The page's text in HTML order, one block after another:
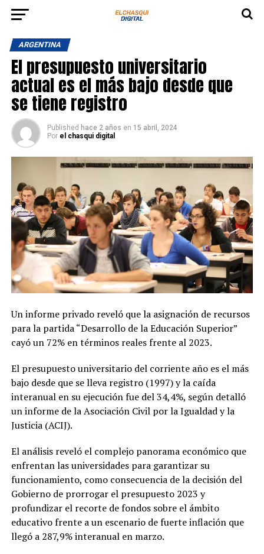
ARGENTINA
El presupuesto universitario
actual es el más bajo desde que
se tiene registro
Published hace 2 años en 15 abril, 2024
Por el chasqui digital
Un informe privado reveló que la asignación de recursos
para la partida “Desarrollo de la Educación Superior”
cayó un 72% en términos reales frente al 2023.
El presupuesto universitario del corriente año es el más
bajo desde que se lleva registro (1997) y la caída
interanual en su ejecución fue del 34,4%, según detalló
un informe de la Asociación Civil por la Igualdad y la
Justicia (ACIJ).
El análisis reveló el complejo panorama económico que
enfrentan las universidades para garantizar su
funcionamiento, como consecuencia de la decisión del
Gobierno de prorrogar el presupuesto 2023 y
profundizar el recorte de fondos sobre el ámbito
educativo frente a un escenario de fuerte inflación que
llegó a 287,9% interanual en marzo.